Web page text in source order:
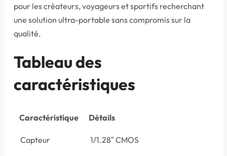
pour les créateurs, voyageurs et sportifs recherchant
une solution ultra-portable sans compromis sur la
qualité.
Tableau des
caractéristiques
Caractéristique Détails
Capteur 1/1.28″ CMOS